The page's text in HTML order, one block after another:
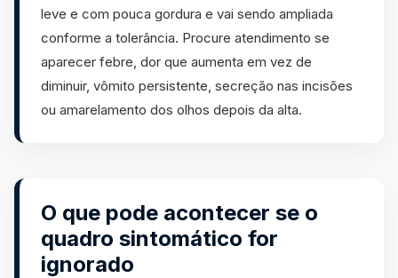
leve e com pouca gordura e vai sendo ampliada
conforme a tolerância. Procure atendimento se
aparecer febre, dor que aumenta em vez de
diminuir, vômito persistente, secreção nas incisões
ou amarelamento dos olhos depois da alta.
O que pode acontecer se o
quadro sintomático for
ignorado